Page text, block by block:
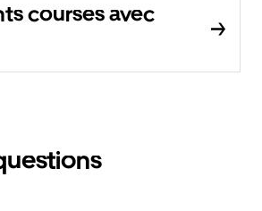
courses avec